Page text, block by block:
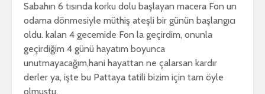
Sabahın 6 tısında korku dolu başlayan macera Fon un
odama dönmesiyle müthiş ateşli bir günün başlangıcı
oldu. kalan 4 gecemide Fon la geçirdim, onunla
geçirdiğim 4 günü hayatım boyunca
unutmayacağım,hani hayattan ne çalarsan kardır
derler ya, işte bu Pattaya tatili bizim için tam öyle
olmuştu.